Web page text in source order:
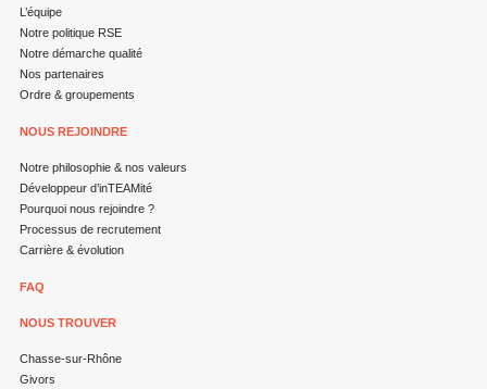
L’équipe
Notre politique RSE
Notre démarche qualité
Nos partenaires
Ordre & groupements
NOUS REJOINDRE
Notre philosophie & nos valeurs
Développeur d’inTEAMité
Pourquoi nous rejoindre ?
Processus de recrutement
Carrière & évolution
FAQ
NOUS TROUVER
Chasse-sur-Rhône
Givors